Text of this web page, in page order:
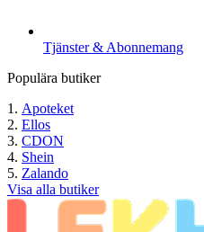
Tjänster & Abonnemang
Populära butiker
Apoteket
Ellos
CDON
Shein
Zalando
Visa alla butiker